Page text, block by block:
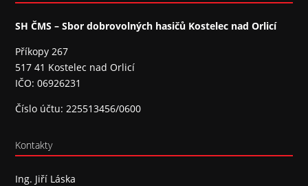
SH ČMS – Sbor dobrovolných hasičů Kostelec nad Orlicí
Příkopy 267
517 41 Kostelec nad Orlicí
IČO: 06926231
Číslo účtu: 225513456/0600
Kontakty
Ing. Jiří Láska